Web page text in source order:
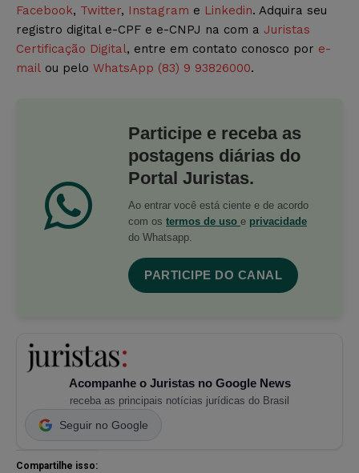
Facebook, Twitter, Instagram e Linkedin. Adquira seu
registro digital e-CPF e e-CNPJ na com a Juristas
Certificação Digital, entre em contato conosco por e-
mail ou pelo WhatsApp (83) 9 93826000.
Participe e receba as
postagens diárias do
Portal Juristas.
Ao entrar você está ciente e de acordo
com os termos de uso e privacidade
do Whatsapp.
PARTICIPE DO CANAL
Acompanhe o Juristas no Google News
receba as principais notícias jurídicas do Brasil
Seguir no Google
Compartilhe isso: